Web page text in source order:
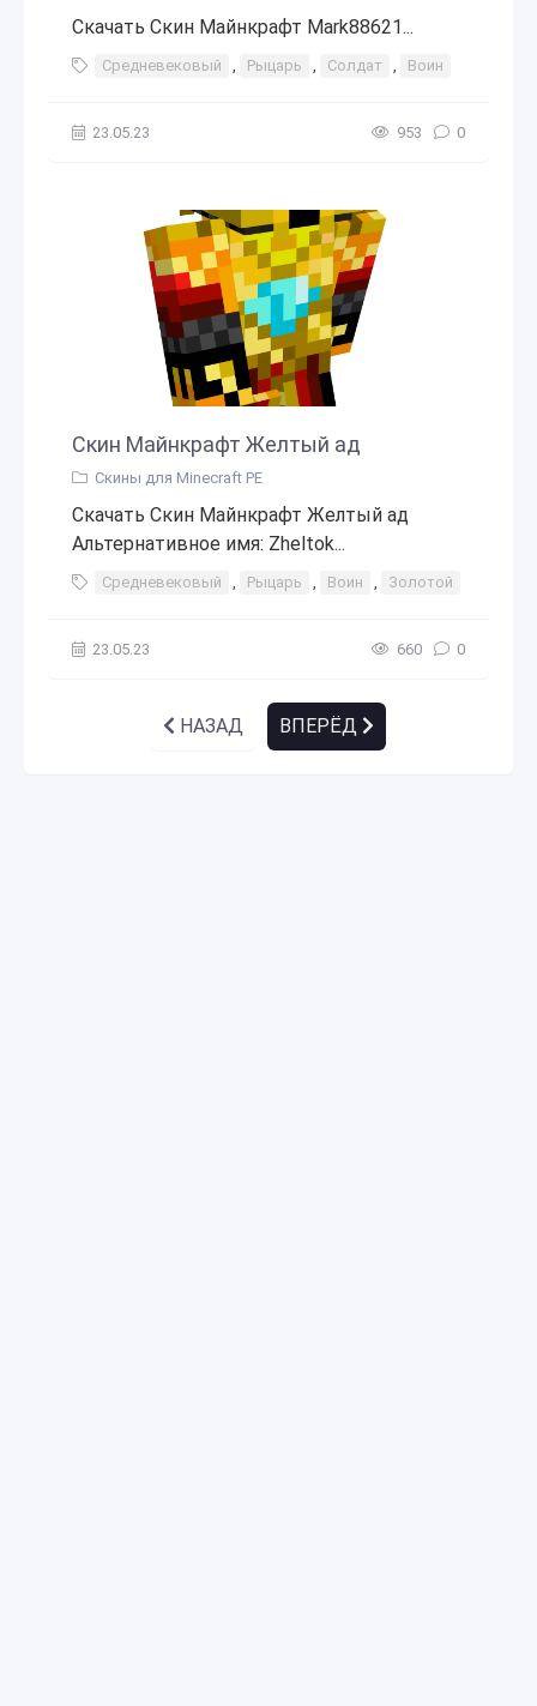
Скачать Скин Майнкрафт Mark88621...
Средневековый , Рыцарь , Солдат , Воин
23.05.23 953 0
Скин Майнкрафт Желтый ад
Скины для Minecraft PE
Скачать Скин Майнкрафт Желтый ад
Альтернативное имя: Zheltok...
Средневековый , Рыцарь , Воин , Золотой
23.05.23 660 0
НАЗАД ВПЕРЁД